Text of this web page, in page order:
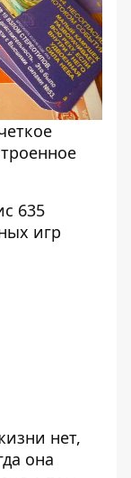
635
игр
нет,
она